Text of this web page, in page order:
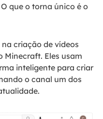
que o torna único é o
criação de vídeos
Minecraft. Eles usam
inteligente para criar
o canal um dos